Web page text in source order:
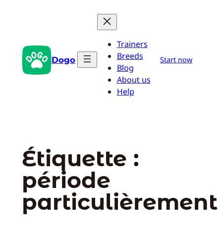
Dogo
Trainers
Breeds
Blog
About us
Help
Start now
Étiquette :
période
particulièrement